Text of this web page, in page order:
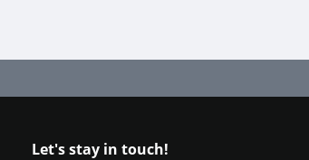
Let's stay in touch!